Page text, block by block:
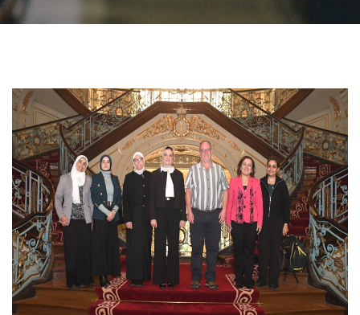
الدراسات العليا
الخريجين
الموظفون
الزائـرون
سجل الان